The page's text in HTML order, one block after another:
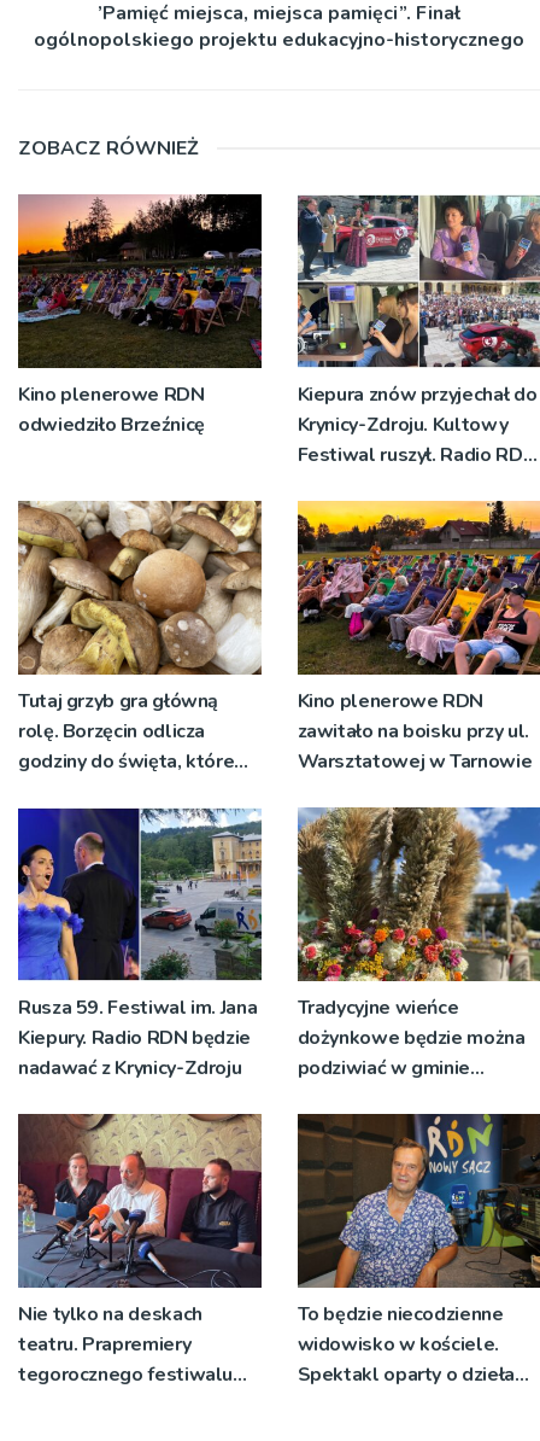
’Pamięć miejsca, miejsca pamięci”. Finał
ogólnopolskiego projektu edukacyjno-historycznego
ZOBACZ RÓWNIEŻ
Kino plenerowe RDN
odwiedziło Brzeźnicę
Kiepura znów przyjechał do
Krynicy-Zdroju. Kultowy
Festiwal ruszył. Radio RDN
żywo [ZDJĘCIA]
Tutaj grzyb gra główną
rolę. Borzęcin odlicza
godziny do święta, które
pokoleń
Kino plenerowe RDN
zawitało na boisku przy ul.
Warsztatowej w Tarnowie
Rusza 59. Festiwal im. Jana
Kiepury. Radio RDN będzie
nadawać z Krynicy-Zdroju
Tradycyjne wieńce
dożynkowe będzie można
podziwiać w gminie
Nie tylko na deskach
teatru. Prapremiery
tegorocznego festiwalu
To będzie niecodzienne
widowisko w kościele.
Spektakl oparty o dzieła